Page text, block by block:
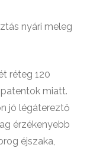
nyári meleg
réteg 120
miatt.
jó légátereztő
érzékenyebb
éjszaka,